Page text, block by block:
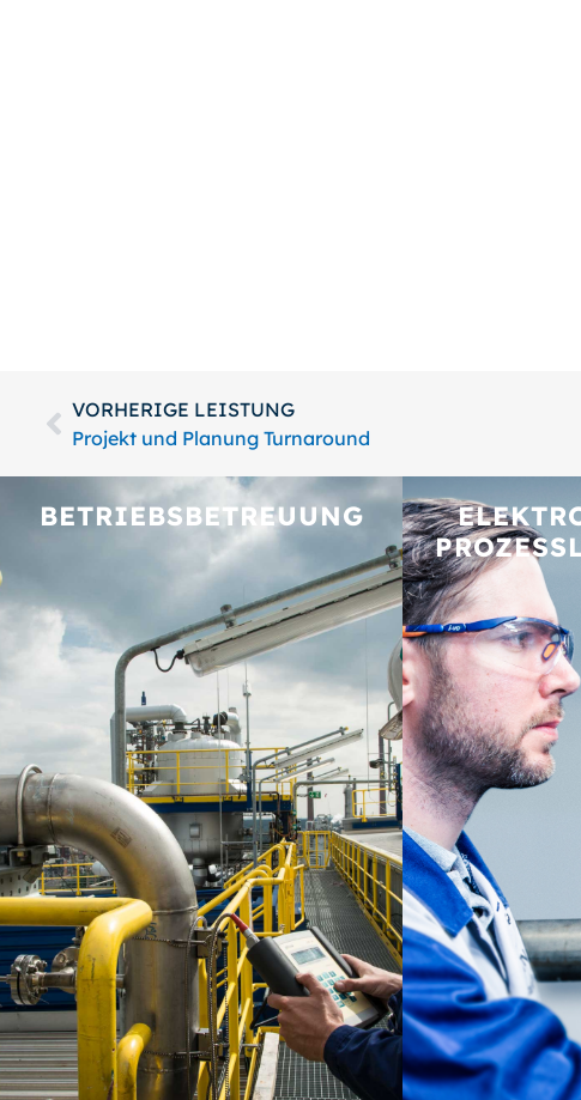
VORHERIGE LEISTUNG
Projekt und Planung Turnaround
BETRIEBS­BETREUUNG